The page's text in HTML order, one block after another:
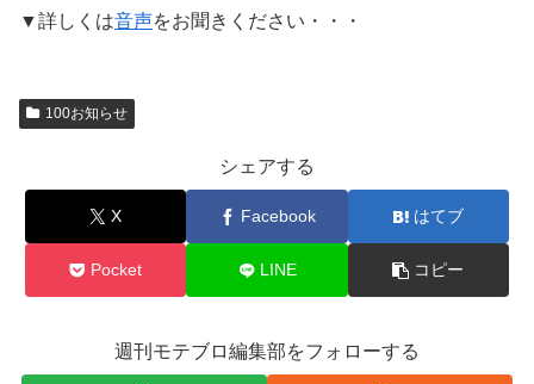
▼詳しくは音声をお聞きください・・・
100お知らせ
シェアする
X Facebook はてブ
Pocket LINE コピー
週刊モテブロ編集部をフォローする